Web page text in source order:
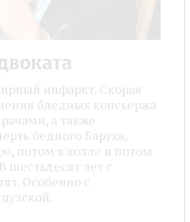
инфаркт. Скорая
бледных консьержа
а также
бедного Баруха,
потом в холле и потом
лет с
Особенно с